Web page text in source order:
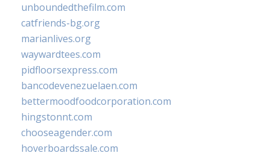
unboundedthefilm.com
catfriends-bg.org
marianlives.org
waywardtees.com
pidfloorsexpress.com
bancodevenezuelaen.com
bettermoodfoodcorporation.com
hingstonnt.com
chooseagender.com
hoverboardssale.com